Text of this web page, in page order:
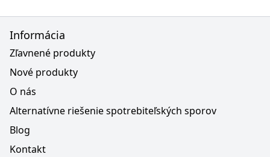
Informácia
Zľavnené produkty
Nové produkty
O nás
Alternatívne riešenie spotrebiteľských sporov
Blog
Kontakt